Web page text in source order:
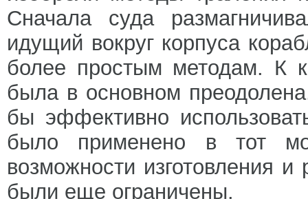
Сначала суда
идущий вокруг корпуса
более простым методам. К
была в основном
бы эффективно
было применено в тот
возможности изготовления
были еще ограничены.